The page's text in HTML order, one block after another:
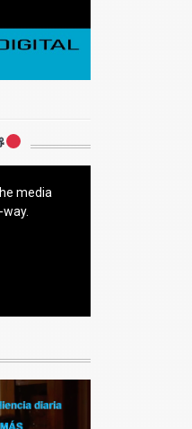
media